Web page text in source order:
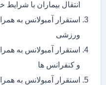
انتقال بیماران با
استقرار آمبولانس به
ورزشی
استقرار آمبولانس به
و کنفرانس ها
استقرار آمبولانس به